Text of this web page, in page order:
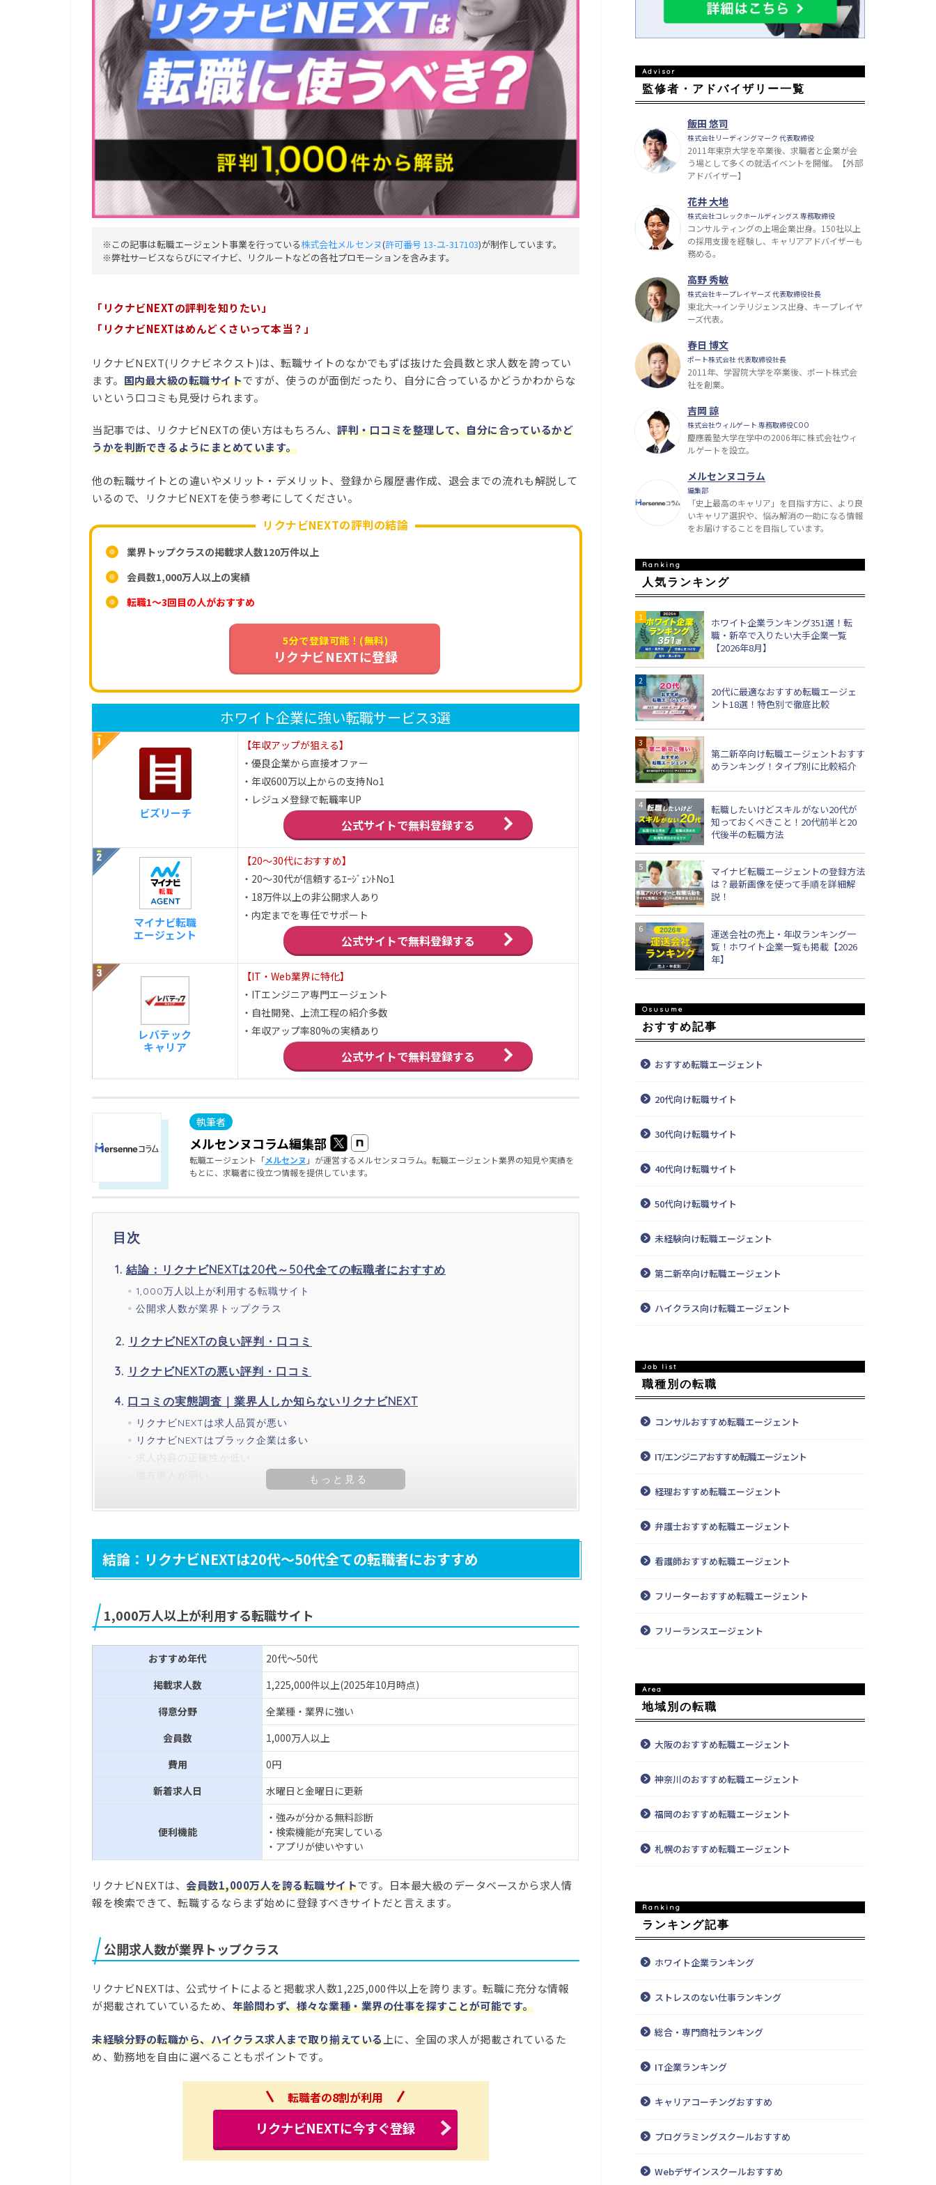
※この記事は転職エージェント事業を行っている株式会社メルセンヌ(許可番号 13-ユ-317103)が制作しています。
※弊社サービスならびにマイナビ、リクルートなどの各社プロモーションを含みます。
「リクナビNEXTの評判を知りたい」
「リクナビNEXTはめんどくさいって本当？」
リクナビNEXT(リクナビネクスト)は、転職サイトのなかでもずば抜けた会員数と求人数を誇ってい
ます。 国内最大級の転職サイトですが、使うのが面倒だったり、自分に合っているかどうかわからな
いという口コミも見受けられます。
当記事では、リクナビNEXTの使い方はもちろん、 評判・口コミを整理して、自分に合っているかど
うかを判断できるようにまとめています。
他の転職サイトとの違いやメリット・デメリット、登録から履歴書作成、退会までの流れも解説して
いるので、リクナビNEXTを使う参考にしてください。
リクナビNEXTの評判の結論
業界トップクラスの掲載求人数120万件以上
会員数1,000万人以上の実績
転職1～3回目の人がおすすめ
5分で登録可能！(無料)
リクナビNEXTに登録
ホワイト企業に強い転職サービス3選
ビズリーチ
【年収アップが狙える】
・優良企業から直接オファー
・年収600万以上からの支持No1
・レジュメ登録で転職率UP
公式サイトで無料登録する
マイナビ転職
エージェント
【20～30代におすすめ】
・20～30代が信頼するｴｰｼﾞｪﾝﾄNo1
・18万件以上の非公開求人あり
・内定までを専任でサポート
公式サイトで無料登録する
レバテック
キャリア
【IT・Web業界に特化】
・ITエンジニア専門エージェント
・自社開発、上流工程の紹介多数
・年収アップ率80%の実績あり
公式サイトで無料登録する
メルセンヌコラム編集部
転職エージェント「メルセンヌ 」が運営するメルセンヌコラム。転職エージェント業界の知見や実績を
もとに、求職者に役立つ情報を提供しています。
目次
結論：リクナビNEXTは20代～50代全ての転職者におすすめ
1,000万人以上が利用する転職サイト
公開求人数が業界トップクラス
リクナビNEXTの良い評判・口コミ
リクナビNEXTの悪い評判・口コミ
口コミの実態調査｜業界人しか知らないリクナビNEXT
リクナビNEXTは求人品質が悪い
リクナビNEXTはブラック企業は多い
求人内容の正確性が低い
結論：リクナビNEXTは20代～50代全ての転職者におすすめ
1,000万人以上が利用する転職サイト
おすすめ年代
20代～50代
掲載求人数
1,225,000件以上(2025年10月時点)
得意分野
全業種・業界に強い
会員数
1,000万人以上
費用
0円
新着求人日
水曜日と金曜日に更新
便利機能
・強みが分かる無料診断
・検索機能が充実している
・アプリが使いやすい
リクナビNEXTは、 会員数1,000万人を誇る転職サイトです。日本最大級のデータベースから求人情
報を検索できて、転職するならまず始めに登録すべきサイトだと言えます。
公開求人数が業界トップクラス
リクナビNEXTは、公式サイトによると掲載求人数1,225,000件以上を誇ります。転職に充分な情報
が掲載されていているため、 年齢問わず、様々な業種・業界の仕事を探すことが可能です。
未経験分野の転職から、ハイクラス求人まで取り揃えている上に、全国の求人が掲載されているた
め、勤務地を自由に選べることもポイントです。
転職者の8割が利用
リクナビNEXTに今すぐ登録
監修者・アドバイザリー一覧
飯田 悠司
株式会社リーディングマーク 代表取締役
2011年東京大学を卒業後、求職者と企業が会
う場として多くの就活イベントを開催。【外部
アドバイザー】
花井 大地
株式会社コレックホールディングス 専務取締役
コンサルティングの上場企業出身。150社以上
の採用支援を経験し、キャリアアドバイザーも
務める。
高野 秀敏
株式会社キープレイヤーズ 代表取締役社長
東北大→インテリジェンス出身、キープレイヤ
ーズ代表。
春日 博文
ポート株式会社 代表取締役社長
2011年、学習院大学を卒業後、ポート株式会
社を創業。
吉岡 諒
株式会社ウィルゲート 専務取締役COO
慶應義塾大学在学中の2006年に株式会社ウィ
ルゲートを設立。
メルセンヌコラム
編集部
「史上最高のキャリア」を目指す方に、より良
いキャリア選択や、悩み解消の一助になる情報
をお届けすることを目指しています。
人気ランキング
ホワイト企業ランキング351選！転
職・新卒で入りたい大手企業一覧
【2026年8月】
20代に最適なおすすめ転職エージェ
ント18選！特色別で徹底比較
第二新卒向け転職エージェントおすす
めランキング！タイプ別に比較紹介
転職したいけどスキルがない20代が
知っておくべきこと！20代前半と20
代後半の転職方法
マイナビ転職エージェントの登録方法
は？最新画像を使って手順を詳細解
説！
運送会社の売上・年収ランキング一
覧！ホワイト企業一覧も掲載【2026
年】
おすすめ記事
おすすめ転職エージェント
20代向け転職サイト
30代向け転職サイト
40代向け転職サイト
50代向け転職サイト
未経験向け転職エージェント
第二新卒向け転職エージェント
ハイクラス向け転職エージェント
職種別の転職
コンサルおすすめ転職エージェント
IT/エンジニアおすすめ転職エージェント
経理おすすめ転職エージェント
弁護士おすすめ転職エージェント
看護師おすすめ転職エージェント
フリーターおすすめ転職エージェント
フリーランスエージェント
地域別の転職
大阪のおすすめ転職エージェント
神奈川のおすすめ転職エージェント
福岡のおすすめ転職エージェント
札幌のおすすめ転職エージェント
ランキング記事
ホワイト企業ランキング
ストレスのない仕事ランキング
総合・専門商社ランキング
IT企業ランキング
キャリアコーチングおすすめ
プログラミングスクールおすすめ
Webデザインスクールおすすめ